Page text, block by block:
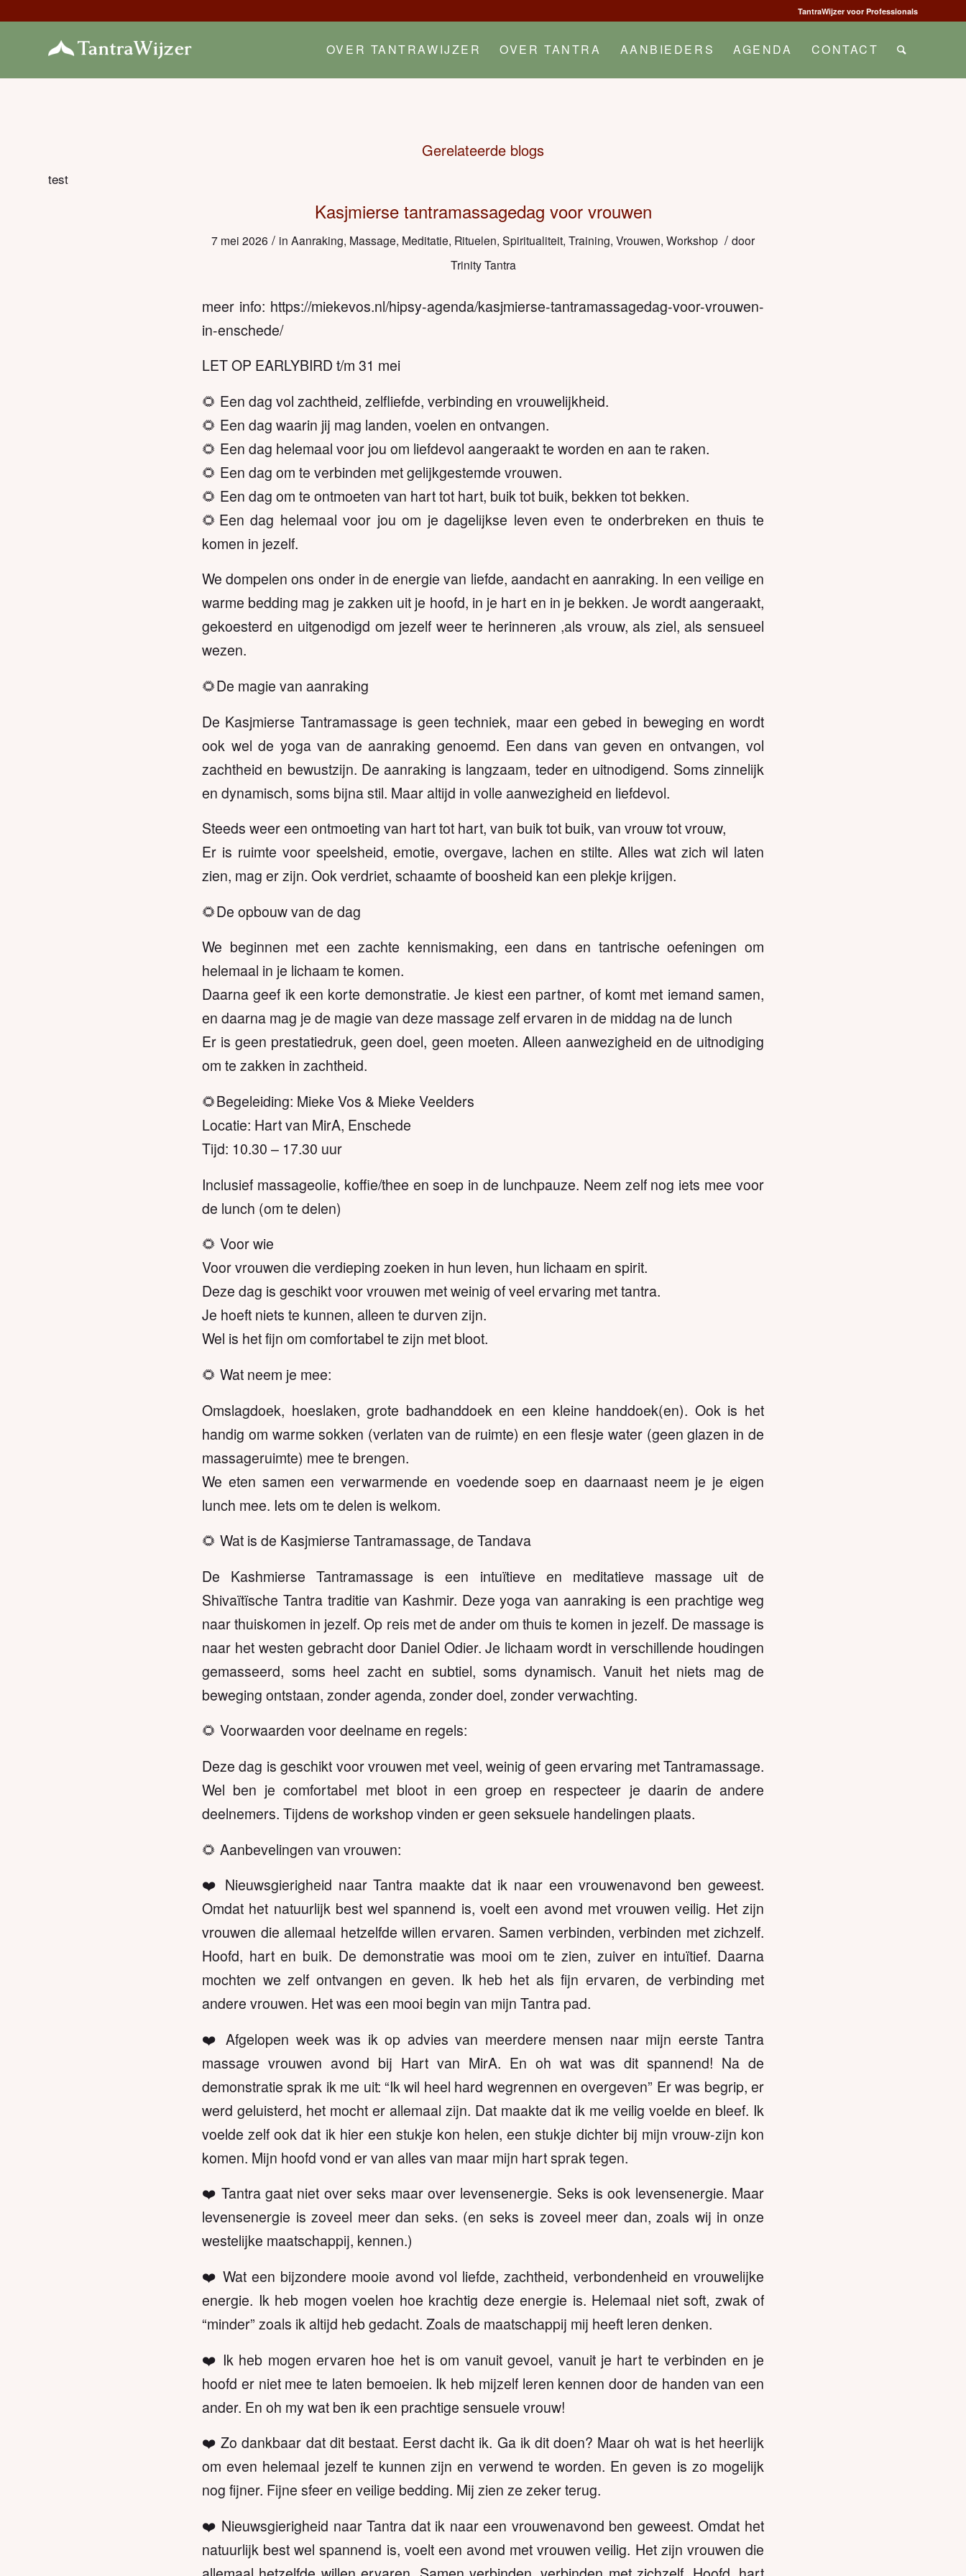
TantraWijzer voor Professionals
OVER TANTRAWIJZER OVER TANTRA AANBIEDERS AGENDA CONTACT
Gerelateerde blogs
test
Kasjmierse tantramassagedag voor vrouwen
7 mei 2026 / in Aanraking, Massage, Meditatie, Rituelen, Spiritualiteit, Training, Vrouwen, Workshop / door
Trinity Tantra
meer info: https://miekevos.nl/hipsy-agenda/kasjmierse-tantramassagedag-voor-vrouwen-
in-enschede/
LET OP EARLYBIRD t/m 31 mei
🌻 Een dag vol zachtheid, zelfliefde, verbinding en vrouwelijkheid.
🌻 Een dag waarin jij mag landen, voelen en ontvangen.
🌻 Een dag helemaal voor jou om liefdevol aangeraakt te worden en aan te raken.
🌻 Een dag om te verbinden met gelijkgestemde vrouwen.
🌻 Een dag om te ontmoeten van hart tot hart, buik tot buik, bekken tot bekken.
🌻Een dag helemaal voor jou om je dagelijkse leven even te onderbreken en thuis te
komen in jezelf.
We dompelen ons onder in de energie van liefde, aandacht en aanraking. In een veilige en
warme bedding mag je zakken uit je hoofd, in je hart en in je bekken. Je wordt aangeraakt,
gekoesterd en uitgenodigd om jezelf weer te herinneren ,als vrouw, als ziel, als sensueel
wezen.
🌻De magie van aanraking
De Kasjmierse Tantramassage is geen techniek, maar een gebed in beweging en wordt
ook wel de yoga van de aanraking genoemd. Een dans van geven en ontvangen, vol
zachtheid en bewustzijn. De aanraking is langzaam, teder en uitnodigend. Soms zinnelijk
en dynamisch, soms bijna stil. Maar altijd in volle aanwezigheid en liefdevol.
Steeds weer een ontmoeting van hart tot hart, van buik tot buik, van vrouw tot vrouw,
Er is ruimte voor speelsheid, emotie, overgave, lachen en stilte. Alles wat zich wil laten
zien, mag er zijn. Ook verdriet, schaamte of boosheid kan een plekje krijgen.
🌻De opbouw van de dag
We beginnen met een zachte kennismaking, een dans en tantrische oefeningen om
helemaal in je lichaam te komen.
Daarna geef ik een korte demonstratie. Je kiest een partner, of komt met iemand samen,
en daarna mag je de magie van deze massage zelf ervaren in de middag na de lunch
Er is geen prestatiedruk, geen doel, geen moeten. Alleen aanwezigheid en de uitnodiging
om te zakken in zachtheid.
🌻Begeleiding: Mieke Vos & Mieke Veelders
Locatie: Hart van MirA, Enschede
Tijd: 10.30 – 17.30 uur
Inclusief massageolie, koffie/thee en soep in de lunchpauze. Neem zelf nog iets mee voor
de lunch (om te delen)
🌻 Voor wie
Voor vrouwen die verdieping zoeken in hun leven, hun lichaam en spirit.
Deze dag is geschikt voor vrouwen met weinig of veel ervaring met tantra.
Je hoeft niets te kunnen, alleen te durven zijn.
Wel is het fijn om comfortabel te zijn met bloot.
🌻 Wat neem je mee:
Omslagdoek, hoeslaken, grote badhanddoek en een kleine handdoek(en). Ook is het
handig om warme sokken (verlaten van de ruimte) en een flesje water (geen glazen in de
massageruimte) mee te brengen.
We eten samen een verwarmende en voedende soep en daarnaast neem je je eigen
lunch mee. Iets om te delen is welkom.
🌻 Wat is de Kasjmierse Tantramassage, de Tandava
De Kashmierse Tantramassage is een intuïtieve en meditatieve massage uit de
Shivaïtïsche Tantra traditie van Kashmir. Deze yoga van aanraking is een prachtige weg
naar thuiskomen in jezelf. Op reis met de ander om thuis te komen in jezelf. De massage is
naar het westen gebracht door Daniel Odier. Je lichaam wordt in verschillende houdingen
gemasseerd, soms heel zacht en subtiel, soms dynamisch. Vanuit het niets mag de
beweging ontstaan, zonder agenda, zonder doel, zonder verwachting.
🌻 Voorwaarden voor deelname en regels:
Deze dag is geschikt voor vrouwen met veel, weinig of geen ervaring met Tantramassage.
Wel ben je comfortabel met bloot in een groep en respecteer je daarin de andere
deelnemers. Tijdens de workshop vinden er geen seksuele handelingen plaats.
🌻 Aanbevelingen van vrouwen:
❤️ Nieuwsgierigheid naar Tantra maakte dat ik naar een vrouwenavond ben geweest.
Omdat het natuurlijk best wel spannend is, voelt een avond met vrouwen veilig. Het zijn
vrouwen die allemaal hetzelfde willen ervaren. Samen verbinden, verbinden met zichzelf.
Hoofd, hart en buik. De demonstratie was mooi om te zien, zuiver en intuïtief. Daarna
mochten we zelf ontvangen en geven. Ik heb het als fijn ervaren, de verbinding met
andere vrouwen. Het was een mooi begin van mijn Tantra pad.
❤️ Afgelopen week was ik op advies van meerdere mensen naar mijn eerste Tantra
massage vrouwen avond bij Hart van MirA. En oh wat was dit spannend! Na de
demonstratie sprak ik me uit: “Ik wil heel hard wegrennen en overgeven” Er was begrip, er
werd geluisterd, het mocht er allemaal zijn. Dat maakte dat ik me veilig voelde en bleef. Ik
voelde zelf ook dat ik hier een stukje kon helen, een stukje dichter bij mijn vrouw-zijn kon
komen. Mijn hoofd vond er van alles van maar mijn hart sprak tegen.
❤️ Tantra gaat niet over seks maar over levensenergie. Seks is ook levensenergie. Maar
levensenergie is zoveel meer dan seks. (en seks is zoveel meer dan, zoals wij in onze
westelijke maatschappij, kennen.)
❤️ Wat een bijzondere mooie avond vol liefde, zachtheid, verbondenheid en vrouwelijke
energie. Ik heb mogen voelen hoe krachtig deze energie is. Helemaal niet soft, zwak of
“minder” zoals ik altijd heb gedacht. Zoals de maatschappij mij heeft leren denken.
❤️ Ik heb mogen ervaren hoe het is om vanuit gevoel, vanuit je hart te verbinden en je
hoofd er niet mee te laten bemoeien. Ik heb mijzelf leren kennen door de handen van een
ander. En oh my wat ben ik een prachtige sensuele vrouw!
❤️ Zo dankbaar dat dit bestaat. Eerst dacht ik. Ga ik dit doen? Maar oh wat is het heerlijk
om even helemaal jezelf te kunnen zijn en verwend te worden. En geven is zo mogelijk
nog fijner. Fijne sfeer en veilige bedding. Mij zien ze zeker terug.
❤️ Nieuwsgierigheid naar Tantra dat ik naar een vrouwenavond ben geweest. Omdat het
natuurlijk best wel spannend is, voelt een avond met vrouwen veilig. Het zijn vrouwen die